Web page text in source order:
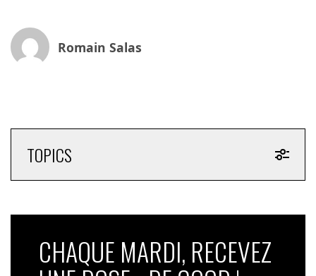
Romain Salas
TOPICS
CHAQUE MARDI, RECEVEZ